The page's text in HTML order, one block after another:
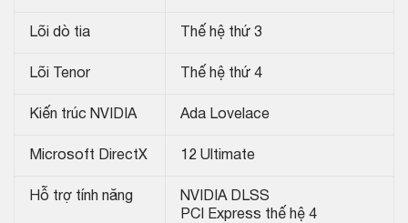
Lõi dò tia Thế hệ thứ 3
Lõi Tenor Thế hệ thứ 4
Kiến trúc NVIDIA Ada Lovelace
Microsoft DirectX 12 Ultimate
Hỗ trợ tính năng
NVIDIA DLSS
PCI Express thế hệ 4